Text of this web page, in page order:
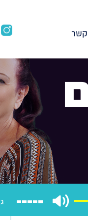
קשר